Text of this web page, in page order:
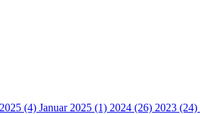
(4) Januar 2025 (1) 2024 (26) 2023 (24)